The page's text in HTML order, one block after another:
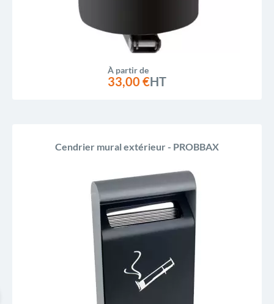
À partir de
33,00 €HT
Cendrier mural extérieur - PROBBAX